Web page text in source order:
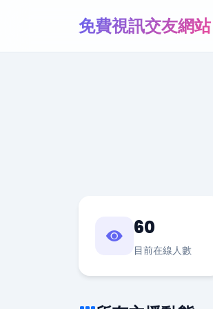
免費視訊交友網站
60
目前在線人數